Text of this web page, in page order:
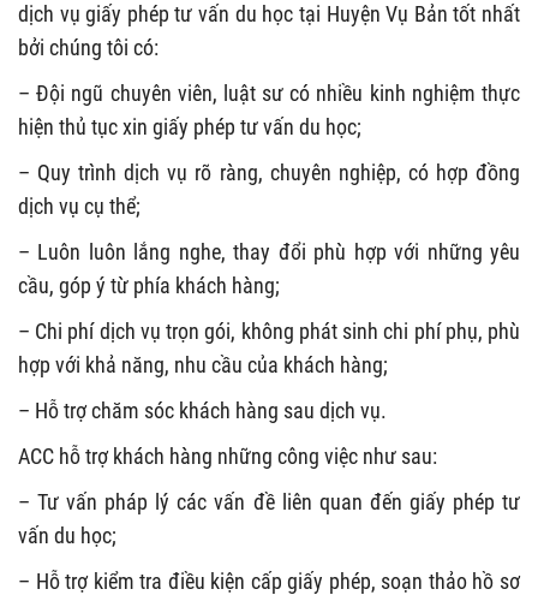
dịch vụ giấy phép tư vấn du học tại Huyện Vụ Bản tốt nhất
bởi chúng tôi có:
– Đội ngũ chuyên viên, luật sư có nhiều kinh nghiệm thực
hiện thủ tục xin giấy phép tư vấn du học;
– Quy trình dịch vụ rõ ràng, chuyên nghiệp, có hợp đồng
dịch vụ cụ thể;
– Luôn luôn lắng nghe, thay đổi phù hợp với những yêu
cầu, góp ý từ phía khách hàng;
– Chi phí dịch vụ trọn gói, không phát sinh chi phí phụ, phù
hợp với khả năng, nhu cầu của khách hàng;
– Hỗ trợ chăm sóc khách hàng sau dịch vụ.
ACC hỗ trợ khách hàng những công việc như sau:
– Tư vấn pháp lý các vấn đề liên quan đến giấy phép tư
vấn du học;
– Hỗ trợ kiểm tra điều kiện cấp giấy phép, soạn thảo hồ sơ